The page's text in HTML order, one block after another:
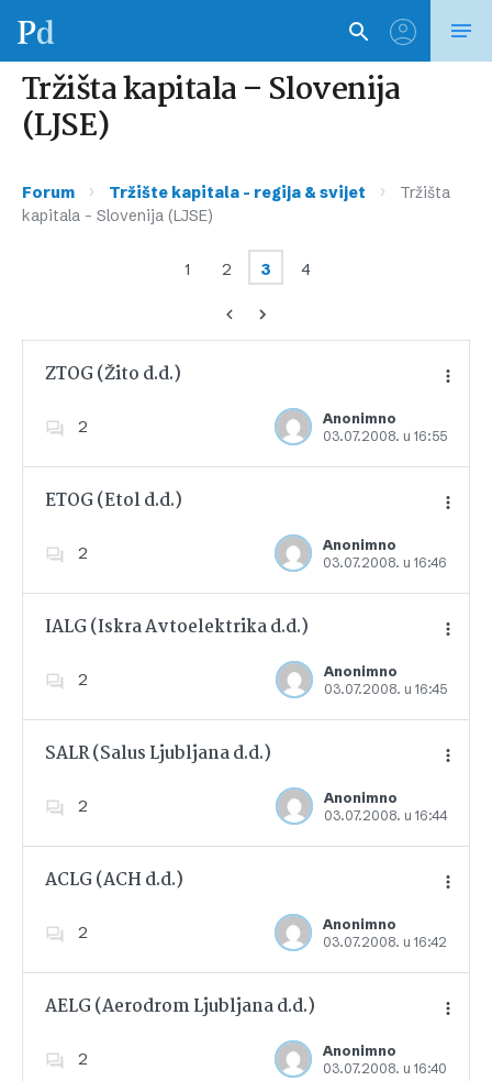
Tržišta kapitala – Slovenija
(LJSE)
Forum › Tržište kapitala – regija & svijet ›
Tržišta
kapitala – Slovenija (LJSE)
1 2 3 4
ZTOG (Žito d.d.)
2
Anonimno
03.07.2008. u 16:55
Dodajte u favorite
ETOG (Etol d.d.)
2
Anonimno
03.07.2008. u 16:46
Dodajte u favorite
IALG (Iskra Avtoelektrika d.d.)
2
Anonimno
03.07.2008. u 16:45
Dodajte u favorite
SALR (Salus Ljubljana d.d.)
2
Anonimno
03.07.2008. u 16:44
Dodajte u favorite
ACLG (ACH d.d.)
2
Anonimno
03.07.2008. u 16:42
Dodajte u favorite
AELG (Aerodrom Ljubljana d.d.)
2
Anonimno
03.07.2008. u 16:40
Dodajte u favorite